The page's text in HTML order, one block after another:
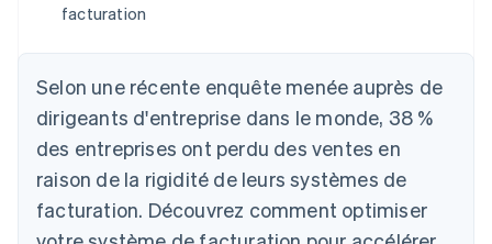
facturation
Selon une récente enquête menée auprès de
dirigeants d'entreprise dans le monde, 38 %
des entreprises ont perdu des ventes en
raison de la rigidité de leurs systèmes de
facturation. Découvrez comment optimiser